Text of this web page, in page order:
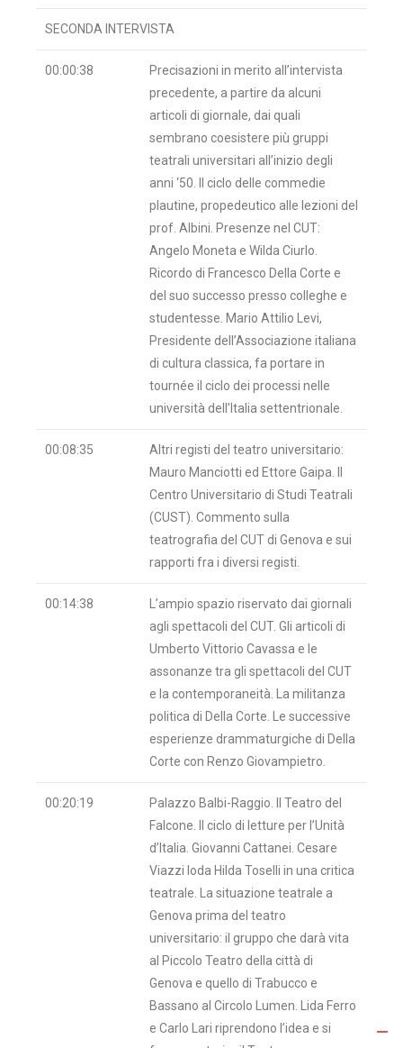
SECONDA INTERVISTA
00:00:38
Precisazioni in merito all’intervista
precedente, a partire da alcuni
articoli di giornale, dai quali
sembrano coesistere più gruppi
teatrali universitari all’inizio degli
anni ‘50. Il ciclo delle commedie
plautine, propedeutico alle lezioni del
prof. Albini. Presenze nel CUT:
Angelo Moneta e Wilda Ciurlo.
Ricordo di Francesco Della Corte e
del suo successo presso colleghe e
studentesse. Mario Attilio Levi,
Presidente dell’Associazione italiana
di cultura classica, fa portare in
tournée il ciclo dei processi nelle
università dell’Italia settentrionale.
00:08:35
Altri registi del teatro universitario:
Mauro Manciotti ed Ettore Gaipa. Il
Centro Universitario di Studi Teatrali
(CUST). Commento sulla
teatrografia del CUT di Genova e sui
rapporti fra i diversi registi.
00:14:38
L’ampio spazio riservato dai giornali
agli spettacoli del CUT. Gli articoli di
Umberto Vittorio Cavassa e le
assonanze tra gli spettacoli del CUT
e la contemporaneità. La militanza
politica di Della Corte. Le successive
esperienze drammaturgiche di Della
Corte con Renzo Giovampietro
00:20:19
Palazzo Balbi-Raggio. Il Teatro del
Falcone. Il ciclo di letture per l’Unità
d’Italia. Giovanni Cattanei. Cesare
Viazzi loda Hilda Toselli in una critica
teatrale. La situazione teatrale a
Genova prima del teatro
universitario: il gruppo che darà vita
al Piccolo Teatro della città di
Genova e quello di Trabucco e
Bassano al Circolo Lumen. Lida Ferro
e Carlo Lari riprendono l’idea e si